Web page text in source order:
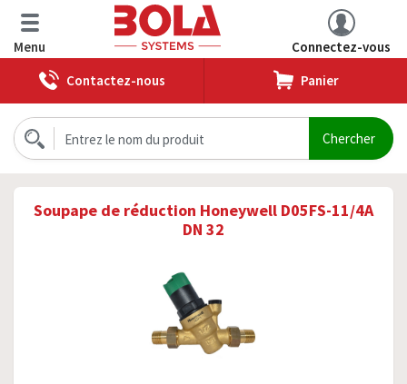
Menu
Connectez-vous
Contactez-nous
Panier
Soupape de réduction Honeywell D05FS-11/4A
DN 32